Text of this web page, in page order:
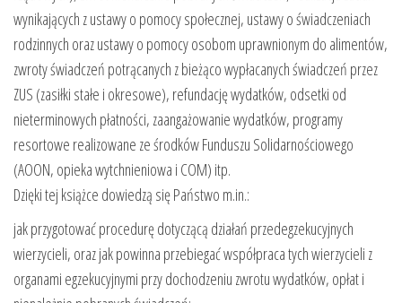
wynikających z ustawy o pomocy społecznej, ustawy o świadczeniach
rodzinnych oraz ustawy o pomocy osobom uprawnionym do alimentów,
zwroty świadczeń potrącanych z bieżąco wypłacanych świadczeń przez
ZUS (zasiłki stałe i okresowe), refundację wydatków, odsetki od
nieterminowych płatności, zaangażowanie wydatków, programy
resortowe realizowane ze środków Funduszu Solidarnościowego
(AOON, opieka wytchnieniowa i COM) itp.
Dzięki tej książce dowiedzą się Państwo m.in.:
jak przygotować procedurę dotyczącą działań przedegzekucyjnych
wierzycieli, oraz jak powinna przebiegać współpraca tych wierzycieli z
organami egzekucyjnymi przy dochodzeniu zwrotu wydatków, opłat i